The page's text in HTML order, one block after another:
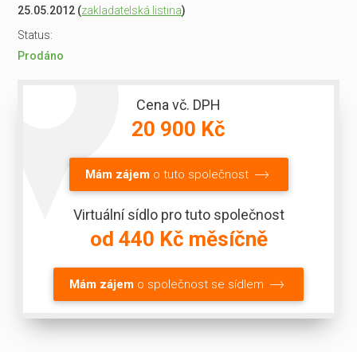
25.05.2012 (zakladatelská listina)
Status:
Prodáno
Cena vč. DPH
20 900 Kč
Mám zájemo tuto společnost
Virtuální sídlo pro tuto společnost
od 440 Kč měsíčně
Mám zájem o společnost se sídlem